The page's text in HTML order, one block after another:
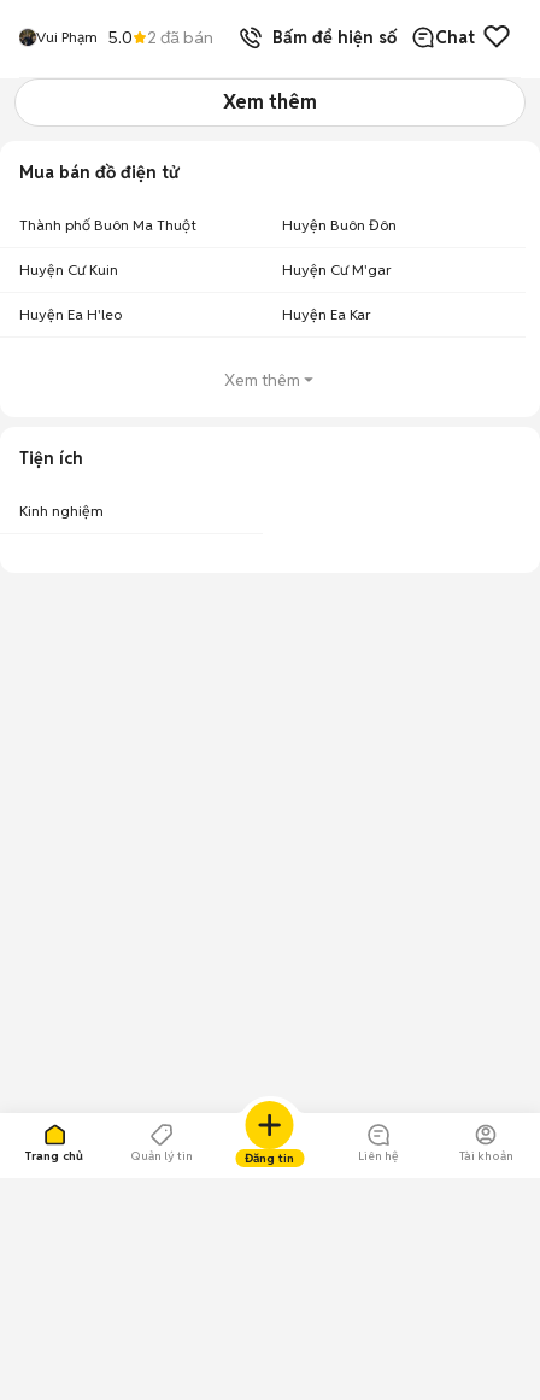
Trang chủ Quản lý tin Đăng tin Liên hệ Tài khoản
Vui Phạm 5.0 2 đã bán Bấm để hiện số Chat
Xem thêm
Mua bán đồ điện tử
Thành phố Buôn Ma Thuột Huyện Buôn Đôn
Huyện Cư Kuin Huyện Cư M'gar
Huyện Ea H'leo Huyện Ea Kar
Xem thêm
Tiện ích
Kinh nghiệm